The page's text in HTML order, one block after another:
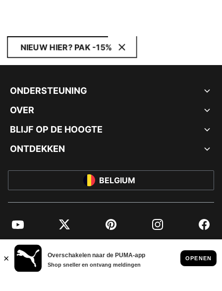
NIEUW HIER? PAK -15%
ONDERSTEUNING
OVER
BLIJF OP DE HOOGTE
ONTDEKKEN
BELGIUM
YouTube Twitter Pinterest Instagram
© PUMA EUROPE GMBH, 2026. ALLE RECHTEN VOORBEHOUDEN
BEDRIJFSGEGEVENS EN JURIDISCHE GEGEVENS